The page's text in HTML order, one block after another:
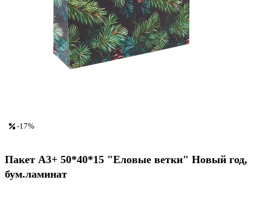
-17%
Пакет А3+ 50*40*15 "Еловые ветки" Новый год,
бум.ламинат